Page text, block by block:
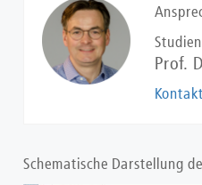
Prof.
Schematische Darstellung